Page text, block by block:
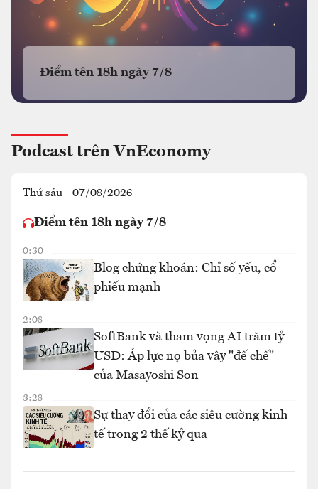
Điểm tên 18h ngày 7/8
Podcast trên VnEconomy
Thứ sáu - 07/08/2026
Điểm tên 18h ngày 7/8
0:30
Blog chứng khoán: Chỉ số yếu, cổ
phiếu mạnh
2:08
SoftBank và tham vọng AI trăm tỷ
USD: Áp lực nợ bủa vây "đế chế"
của Masayoshi Son
3:28
Sự thay đổi của các siêu cường kinh
tế trong 2 thế kỷ qua